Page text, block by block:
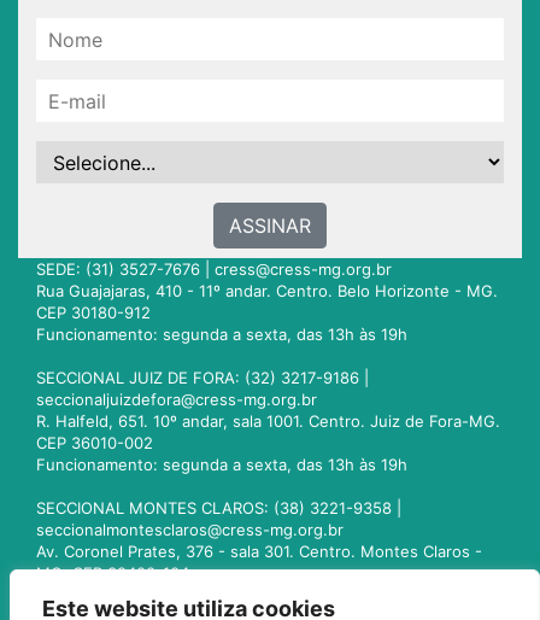
Este website utiliza cookies
ASSINAR
SEDE: (31) 3527-7676 | cress@cress-mg.org.br
Rua Guajajaras, 410 - 11º andar. Centro. Belo Horizonte - MG.
CEP 30180-912
Funcionamento: segunda a sexta, das 13h às 19h
SECCIONAL JUIZ DE FORA: (32) 3217-9186 |
seccionaljuizdefora@cress-mg.org.br
R. Halfeld, 651. 10º andar, sala 1001. Centro. Juiz de Fora-MG.
CEP 36010-002
Funcionamento: segunda a sexta, das 13h às 19h
SECCIONAL MONTES CLAROS: (38) 3221-9358 |
seccionalmontesclaros@cress-mg.org.br
Av. Coronel Prates, 376 - sala 301. Centro. Montes Claros -
MG. CEP 39400-104